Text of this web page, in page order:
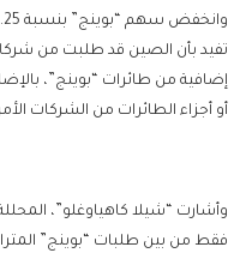
تفيد بأن الصين قد طلبت من
إضافية من طائرات “بوينج”،
أو أجزاء الطائرات من الشركات